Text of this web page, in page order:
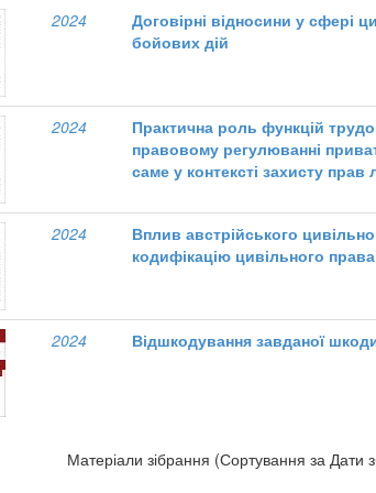
2024
Договірні відносини у сфері
бойових дій
2024
Практична роль функцій
правовому регулюванні
саме у контексті захисту
2024
Вплив австрійського
кодифікацію цивільного права
2024 Відшкодування завданої
Матеріали зібрання (Сортування за